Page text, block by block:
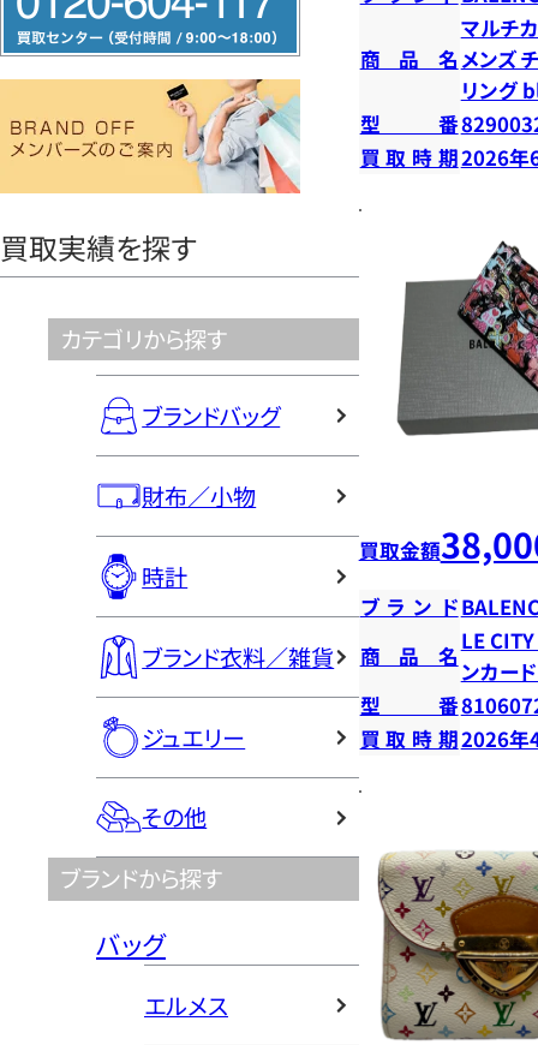
ー
ヤ
買取実績を探す
カテゴリから探す
ブランドバッグ
財布／小物
時計
ブランド衣料／雑貨
ジュエリー
その他
ブランドから探す
バッグ
エルメス
商品名
マルチ
メンズ
リング
型番
買取時期2026年
買取金額
ブランド
商品名
LE
ンカー
型番
買取時期2026年